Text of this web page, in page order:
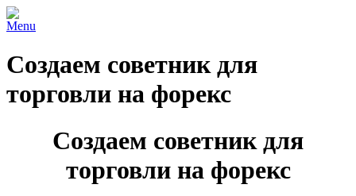
Menu
Создаем советник для
торговли на форекс
Создаем советник для
торговли на форекс